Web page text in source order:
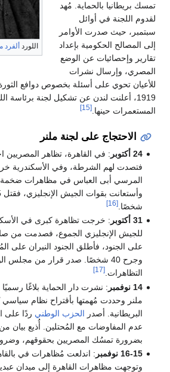
اللورد ألفرد
تمسك بريطانيا بالحماية. مُهد
لقدوم اللجنة في أوائل
سبتمبر، حيث صدرت الأوامر
إلى المصالح الحكومية بإعداد
تقارير وإحصائيات عن الوضع
المصري، وإرسال نشرات
للأعيان تحوي على أسئلة بخصوص دوافع
1919، أعلنت لندن عن تشكيل لجنة برئاسة
المستعمرات حينها.[15]
الاحتجاج على لجنة ملنر
24 أكتوبر
: في القاهرة، تظاهر المصريين
فتصدت لهم الشرطة، وفي الأسكندرية
المرسي أبى العباس في مظاهرات
شخصًا.[16]
31 أكتوبر
: خرجت تظاهرة كبرى في
للجيش الإنجليزي الجموع، فصدمت من
التظاهرات.[17]
14 نوفمبر
: نشرت دار الحماية بلاغًا
ملنر وحددت مُهمتها بأقتراح نظام سياسي
البريطانية. أصدر الحزب الوطني ردًا على
عدم المفاوضات مع المُحتلين. أُذيع بيان
بضرورة تمسُك المصريين بحقوقهم،
16-15 نوفمبر
: اندلعت مُظاهرات في
وتوجهت مظاهرات القاهرة إلى ميدان